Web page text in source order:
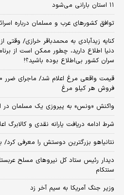
۱۱ استان بارانی می‌شود
توافق کشورهای عرب و مسلمان درباره
کنایه زیدآبادی به محمدباقر خرازی/
دنیا اطلاع دارید، چطور ممکن است از
سران کشور بی‌اطلاع بوده باشید؟!
فروش هر کیلو مرغ
واکنش «ونس» به پیروزی یک مسلمان در
شرط ادامه دریافت یارانه نقدی و کالابرگ
نتانیاهو بزرگترین دوستش را معرفی کرد/
دیدار رئیس ستاد کل نیروهای مسلح
سنتکام
وزیر جنگ آمریکا به سیم آخر زد